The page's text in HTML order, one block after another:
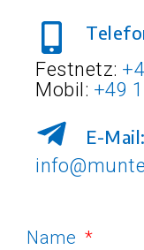
Festnetz:
Mobil: +49
E-Mail:
Name